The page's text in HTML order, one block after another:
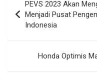
pos
PEVS 2023 Akan
Menjadi Pusat
Indonesia
Honda Optimis